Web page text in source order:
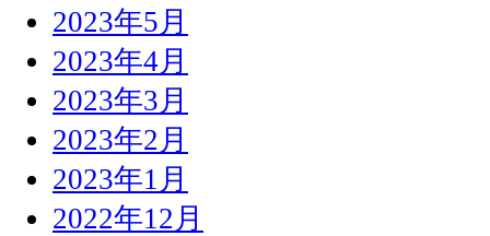
2023年5月
2023年4月
2023年3月
2023年2月
2023年1月
2022年12月